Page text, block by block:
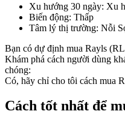
USDC Futures vĩnh cửu
Futures sử dụng USDC
Xu hướng 30 ngày: Xu
Biến động: Thấp
Tâm lý thị trường: Nỗi
Bạn có dự định mua Rayls
Khám phá cách người dùng
chóng:
Có, hãy chỉ cho tôi cách mua
Cách tốt nhất để